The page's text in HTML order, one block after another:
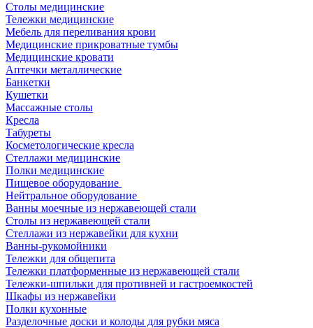
Столы медицинские
Тележки медицинские
Мебель для переливания крови
Медицинские прикроватные тумбы
Медицинские кровати
Аптечки металлические
Банкетки
Кушетки
Массажные столы
Кресла
Табуреты
Косметологические кресла
Стеллажи медицинские
Полки медицинские
Пищевое оборудование
Нейтральное оборудование
Ванны моечные из нержавеющей стали
Столы из нержавеющей стали
Стеллажи из нержавейки для кухни
Ванны-рукомойники
Тележки для общепита
Тележки платформенные из нержавеющей стали
Тележки-шпильки для противней и гастроемкостей
Шкафы из нержавейки
Полки кухонные
Разделочные доски и колоды для рубки мяса